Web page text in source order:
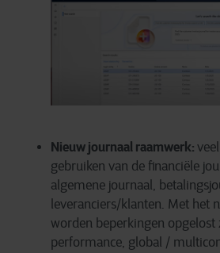
Nieuw journaal raamwerk:
gebruiken van de financiële
algemene journaal,
leveranciers/klanten. Met het
worden beperkingen opgelost
performance, global /